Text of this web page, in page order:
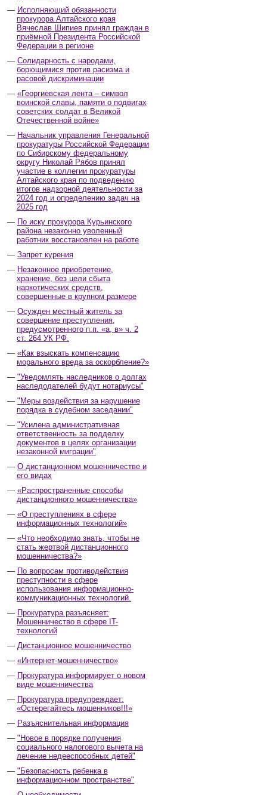
Исполняющий обязанности
прокурора Алтайского края
Вячеслав Шипиев принял граждан в
приёмной Президента Российской
Федерации в регионе
Солидарность с народами,
борющимися против расизма и
расовой дискриминации
«Георгиевская лента – символ
воинской славы, памяти о подвигах
советских солдат в Великой
Отечественной войне»
Начальник управления Генеральной
прокуратуры Российской Федерации
по Сибирскому федеральному
округу Николай Рябов принял
участие в коллегии прокуратуры
Алтайского края по подведению
итогов надзорной деятельности за
2024 год и определению задач на
2025 год
По иску прокурора Курьинского
района незаконно уволенный
работник восстановлен на работе
Запрет курения
Незаконное приобретение,
хранение, без цели сбыта
наркотических средств,
совершенные в крупном размере
Осужден местный житель за
совершение преступления,
предусмотренного п.п. «а, в» ч. 2
ст. 264 УК РФ.
«Как взыскать компенсацию
морального вреда за оскорбление?»
"Уведомлять наследников о долгах
наследодателей будут нотариусы"
"Меры воздействия за нарушение
порядка в судебном заседании"
"Усилена административная
ответственность за подделку
документов в целях организации
незаконной миграции"
О дистанционном мошенничестве и
его видах
«Распространенные способы
дистанционного мошенничества»
«О преступлениях в сфере
информационных технологий»
«Что необходимо знать, чтобы не
стать жертвой дистанционного
мошенничества?»
По вопросам противодействия
преступности в сфере
использования информационно-
коммуникационных технологий.
Прокуратура разъясняет:
Мошенничество в сфере IT-
технологий
Дистанционное мошенничество
«Интернет-мошенничество»
Прокуратура информирует о новом
виде мошенничества
Прокуратура предупреждает:
«Остерегайтесь мошенников!!!»
Разъяснительная информация
"Новое в порядке получения
социального налогового вычета на
лечение недееспособных детей"
"Безопасность ребенка в
информационном пространстве"